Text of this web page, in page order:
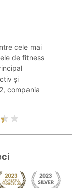
cele mai
de fitness
și
compania